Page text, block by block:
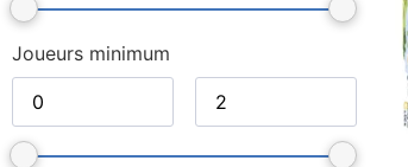
Joueurs minimum